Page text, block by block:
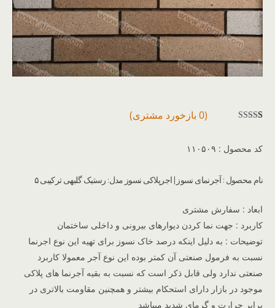
از 5 در
مشتری
(
0 بازخورد مشتری)
کد محصول : ۱۱۰۵۰۹
نام محصول : آجرنمای نسوز | اجرپلاکی نسوز مدل: رستیک گلبهی ترکیبی ۵
ابعاد : سفارش مشتری
کاربرد : جهت نما کردن دیوارهای بیرونی و داخلی ساختمان
توضیحات : به دلیل اینکه درصد خاک نسوز برای تهیه این نوع اجرنما
نسبت به فرمول صنعتی آن کمتر بوده این نوع آجر معمولا کاربرد
صنعتی ندارد ولی قابل ذکر است که نسبت به بقیه آجرنما های پلاکی
موجود در بازار دارای استحکام بیشتر و همچنین مقاومت بالاتری در
برابر حرارت و گرمای شدید میباشد